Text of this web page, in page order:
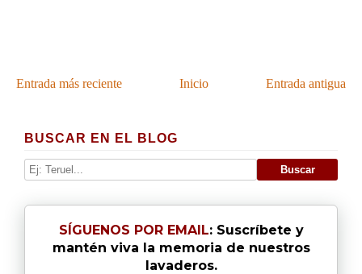
Entrada más reciente Entrada antigua
Inicio
BUSCAR EN EL BLOG
SÍGUENOS POR EMAIL: Suscríbete y
mantén viva la memoria de nuestros
lavaderos.